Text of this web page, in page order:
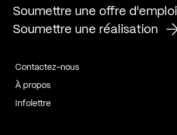
Soumettre une offre d'emploi
Soumettre une réalisation
Contactez-nous
À propos
Infolettre